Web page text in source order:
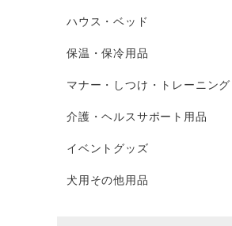
ハウス・ベッド
保温・保冷用品
マナー・しつけ・トレーニング
介護・ヘルスサポート用品
イベントグッズ
犬用その他用品